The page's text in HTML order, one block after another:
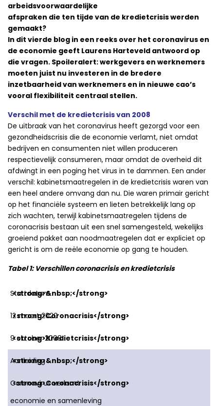
arbeidsvoorwaardelijke
afspraken die ten tijde van de kredietcrisis werden
gemaakt?
In dit vierde blog in een reeks over het coronavirus en
de economie geeft Laurens Harteveld antwoord op
die vragen. Spoileralert: werkgevers en werknemers
moeten juist nu investeren in de bredere
inzetbaarheid van werknemers en in nieuwe cao’s
vooral flexibiliteit centraal stellen.
Verschil met de kredietcrisis van 2008
De uitbraak van het coronavirus heeft gezorgd voor een
gezondheidscrisis die de economie verlamt, niet omdat
bedrijven en consumenten niet willen produceren
respectievelijk consumeren, maar omdat de overheid dit
afdwingt in een poging het virus in te dammen. Een ander
verschil: kabinetsmaatregelen in de kredietcrisis waren van
een heel andere omvang dan nu. Die waren primair gericht
op het financiële systeem en lieten betrekkelijk lang op
zich wachten, terwijl kabinetsmaatregelen tijdens de
coronacrisis bestaan uit een snel samengesteld, wekelijks
groeiend pakket aan noodmaatregelen dat er expliciet op
gericht is om de reële economie op gang te houden.
Tabel 1: Verschillen coronacrisis en kredietcrisis
Startdatum
12 maart 2020
9 oktober 2008
Aanleiding
Coronavirus verlamt
economie en samenleving